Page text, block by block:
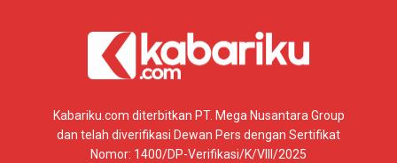
Kabariku.com diterbitkan PT. Mega Nusantara Group
dan telah diverifikasi Dewan Pers dengan Sertifikat
Nomor: 1400/DP-Verifikasi/K/VIII/2025